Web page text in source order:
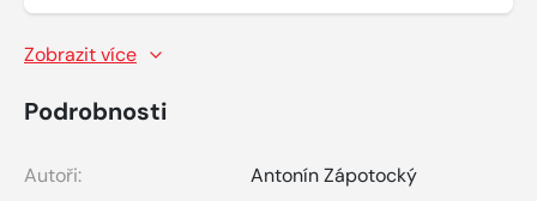
Zobrazit více
Podrobnosti
Autoři:
Antonín Zápotocký